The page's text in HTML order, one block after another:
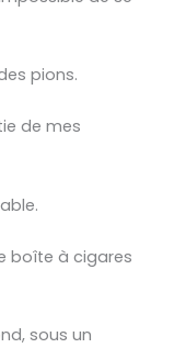
pions.
de mes
boîte à cigares
sous un